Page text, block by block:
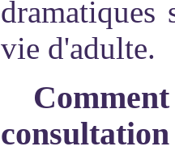
dramatiques
vie d'adulte.
consultation